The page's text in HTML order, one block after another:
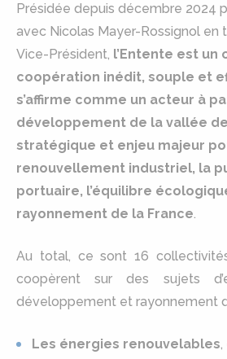
Présidée depuis décembre 2024
avec Nicolas Mayer-Rossignol en
Vice-Président, l’Entente est un
coopération inédit, souple et
s’affirme comme un acteur à
développement de la vallée
stratégique et enjeu majeur
renouvellement industriel, la
portuaire, l’équilibre
rayonnement de la France.
Au total, ce sont 16
coopèrent sur des sujets
développement et rayonnement
Les énergies renouvelables,